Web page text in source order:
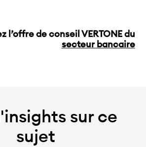
l’offre de conseil VERTONE du
secteur bancaire
sur ce
sujet